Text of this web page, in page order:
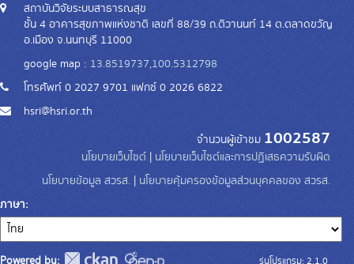
สถาบันวิจัยระบบสาธารณสุข
ชั้น 4 อาคารสุขภาพแห่งชาติ เลขที่ 88/39 ถ.ติวานนท์ 14 ต.ตลาดขวัญ
อ.เมือง จ.นนทบุรี 11000
google map : 13.8519737,100.5312798
โทรศัพท์ 0 2027 9701 แฟกซ์ 0 2026 6822
hsri@hsri.or.th
จำนวนผู้เข้าชม 1002587
นโยบายเว็บไซต์ | นโยบายเว็บไซต์และการปฏิเสธความรับผิด
นโยบายข้อมูล สวรส. | นโยบายคุ้มครองข้อมูลส่วนบุคคลของ สวรส.
ภาษา
Powered by: รุ่นโปรแกรม: 2.1.0